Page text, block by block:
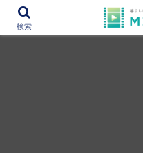
12000作品を紹介！あな
検索